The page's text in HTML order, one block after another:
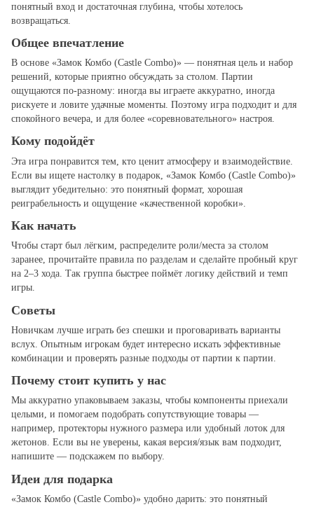
понятный вход и достаточная глубина, чтобы хотелось
возвращаться.
Общее впечатление
В основе «Замок Комбо (Castle Combo)» — понятная цель и набор
решений, которые приятно обсуждать за столом. Партии
ощущаются по‑разному: иногда вы играете аккуратно, иногда
рискуете и ловите удачные моменты. Поэтому игра подходит и для
спокойного вечера, и для более «соревновательного» настроя.
Кому подойдёт
Эта игра понравится тем, кто ценит атмосферу и взаимодействие.
Если вы ищете настолку в подарок, «Замок Комбо (Castle Combo)»
выглядит убедительно: это понятный формат, хорошая
реиграбельность и ощущение «качественной коробки».
Как начать
Чтобы старт был лёгким, распределите роли/места за столом
заранее, прочитайте правила по разделам и сделайте пробный круг
на 2–3 хода. Так группа быстрее поймёт логику действий и темп
игры.
Советы
Новичкам лучше играть без спешки и проговаривать варианты
вслух. Опытным игрокам будет интересно искать эффективные
комбинации и проверять разные подходы от партии к партии.
Почему стоит купить у нас
Мы аккуратно упаковываем заказы, чтобы компоненты приехали
целыми, и помогаем подобрать сопутствующие товары —
например, протекторы нужного размера или удобный лоток для
жетонов. Если вы не уверены, какая версия/язык вам подходит,
напишите — подскажем по выбору.
Идеи для подарка
«Замок Комбо (Castle Combo)» удобно дарить: это понятный